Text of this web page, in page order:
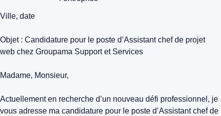
Ville, date
Objet : Candidature pour le poste d’Assistant chef de projet
web chez Groupama Support et Services
Madame, Monsieur,
Actuellement en recherche d’un nouveau défi professionnel, je
vous adresse ma candidature pour le poste d’Assistant chef de